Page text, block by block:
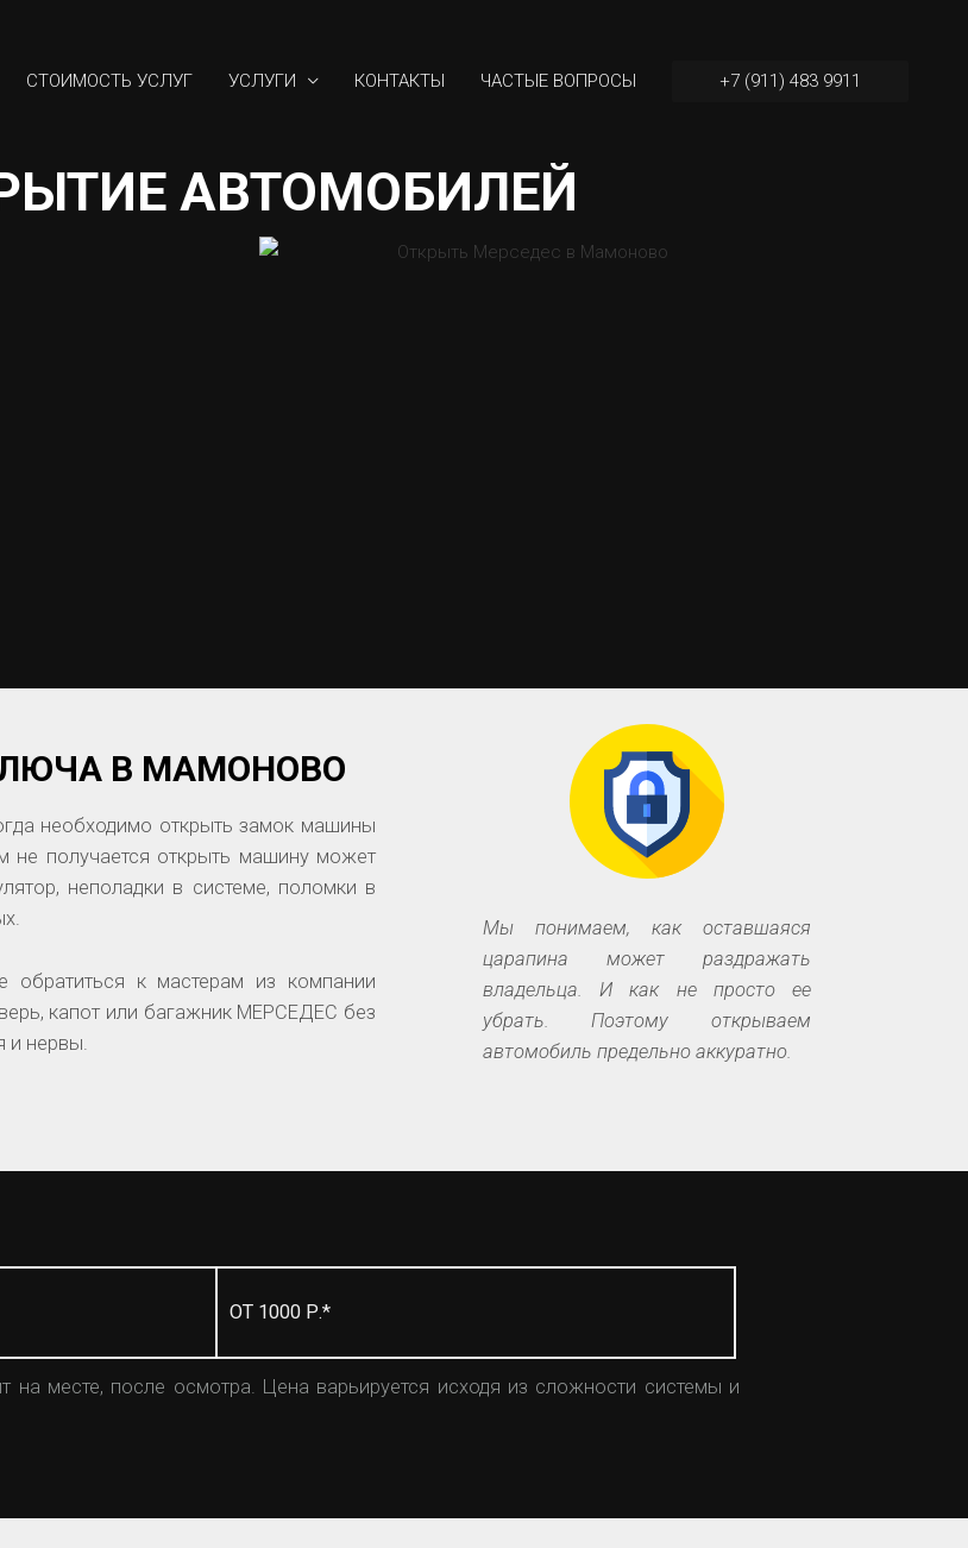
СТОИМОСТЬ УСЛУГ УСЛУГИ КОНТАКТЫ ЧАСТЫЕ ВОПРОСЫ +7 (911) 483 9911
АВТОМОБИЛЕЙ
В МАМОНОВО
необходимо открыть замок машины
не получается открыть машину может
неполадки в системе, поломки в
обратиться к мастерам из компании
капот или багажник МЕРСЕДЕС без
и нервы.
Мы понимаем, как оставшаяся
царапина может раздражать
владельца. И как не просто ее
убрать. Поэтому открываем
автомобиль предельно аккуратно.
ОТ 1000 Р.*
на месте, после осмотра. Цена варьируется исходя из сложности системы и